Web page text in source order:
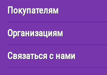
Покупателям
Организациям
Связаться с нами